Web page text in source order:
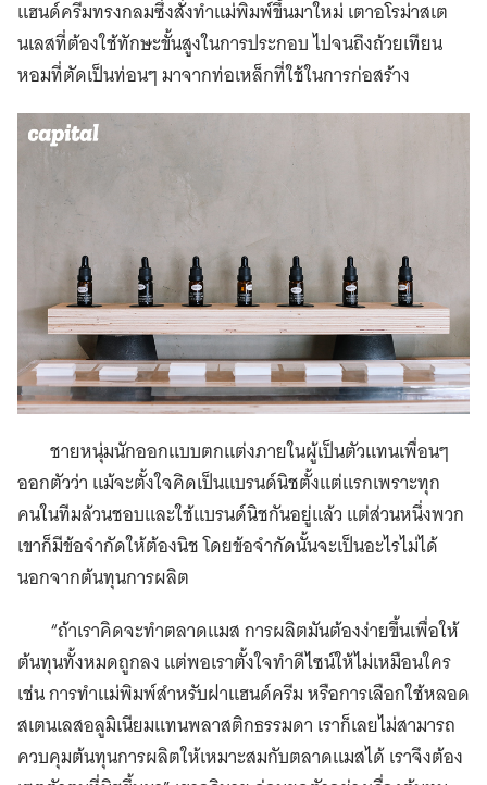
แฮนด์ครีมทรงกลมซึ่งสั่งทำแม่พิมพ์ขึ้นมาใหม่ เตาอโรม่าสเต
นเลสที่ต้องใช้ทักษะขั้นสูงในการประกอบ ไปจนถึงถ้วยเทียน
หอมที่ตัดเป็นท่อนๆ มาจากท่อเหล็กที่ใช้ในการก่อสร้าง
ชายหนุ่มนักออกแบบตกแต่งภายในผู้เป็นตัวแทนเพื่อนๆ
ออกตัวว่า แม้จะตั้งใจคิดเป็นแบรนด์นิชตั้งแต่แรกเพราะทุก
คนในทีมล้วนชอบและใช้แบรนด์นิชกันอยู่แล้ว แต่ส่วนหนึ่งพวก
เขาก็มีข้อจำกัดให้ต้องนิช โดยข้อจำกัดนั้นจะเป็นอะไรไม่ได้
นอกจากต้นทุนการผลิต
“ถ้าเราคิดจะทำตลาดแมส การผลิตมันต้องง่ายขึ้นเพื่อให้
ต้นทุนทั้งหมดถูกลง แต่พอเราตั้งใจทำดีไซน์ให้ไม่เหมือนใคร
เช่น การทำแม่พิมพ์สำหรับฝาแฮนด์ครีม หรือการเลือกใช้หลอด
สเตนเลสอลูมิเนียมแทนพลาสติกธรรมดา เราก็เลยไม่สามารถ
ควบคุมต้นทุนการผลิตให้เหมาะสมกับตลาดแมสได้ เราจึงต้อง